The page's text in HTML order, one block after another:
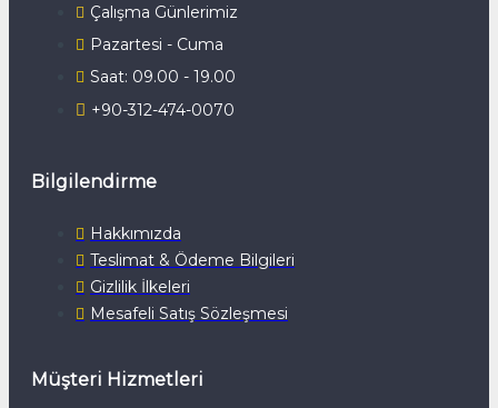
Çalışma Günlerimiz
Pazartesi - Cuma
Saat: 09.00 - 19.00
+90-312-474-0070
Bilgilendirme
Hakkımızda
Teslimat & Ödeme Bilgileri
Gizlilik İlkeleri
Mesafeli Satış Sözleşmesi
Müşteri Hizmetleri